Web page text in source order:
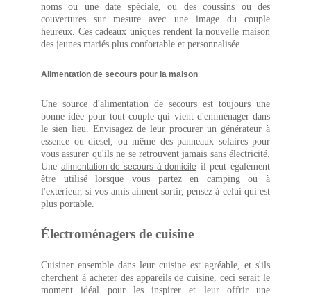
noms ou une date spéciale, ou des coussins ou des
couvertures sur mesure avec une image du couple
heureux. Ces cadeaux uniques rendent la nouvelle maison
des jeunes mariés plus confortable et personnalisée.
Alimentation de secours pour la maison
Une source d'alimentation de secours est toujours une
bonne idée pour tout couple qui vient d'emménager dans
le sien lieu. Envisagez de leur procurer un générateur à
essence ou diesel, ou même des panneaux solaires pour
vous assurer qu'ils ne se retrouvent jamais sans électricité.
Une alimentation de secours à domicile il peut également
être utilisé lorsque vous partez en camping ou à
l'extérieur, si vos amis aiment sortir, pensez à celui qui est
plus portable.
Électroménagers de cuisine
Cuisiner ensemble dans leur cuisine est agréable, et s'ils
cherchent à acheter des appareils de cuisine, ceci serait le
moment idéal pour les inspirer et leur offrir une